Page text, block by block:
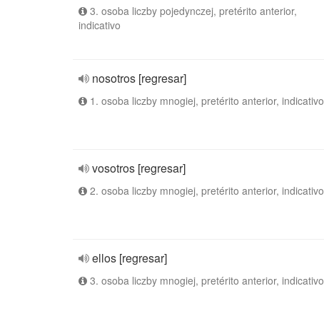
3. osoba liczby pojedynczej, pretérito anterior,
indicativo
nosotros [regresar]
1. osoba liczby mnogiej, pretérito anterior, indicativo
vosotros [regresar]
2. osoba liczby mnogiej, pretérito anterior, indicativo
ellos [regresar]
3. osoba liczby mnogiej, pretérito anterior, indicativo